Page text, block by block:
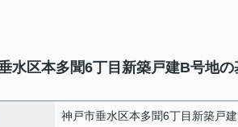
水区本多聞6丁目新築戸建B号地の
神戸市垂水区本多聞6丁目新築戸